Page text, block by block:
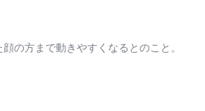
の方まで動きやすくなるとのこと。